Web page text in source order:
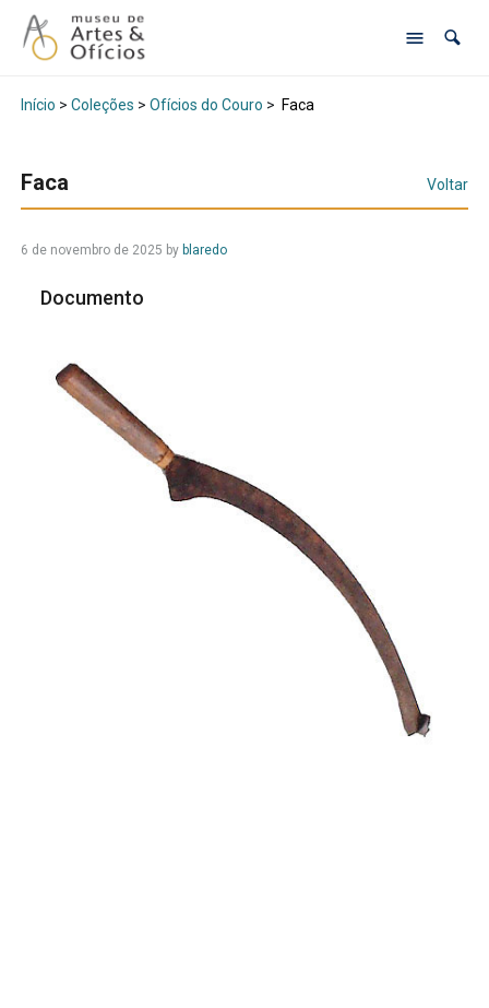
Início > Coleções > Ofícios do Couro > Faca
Faca Voltar
6 de novembro de 2025 by blaredo
Documento